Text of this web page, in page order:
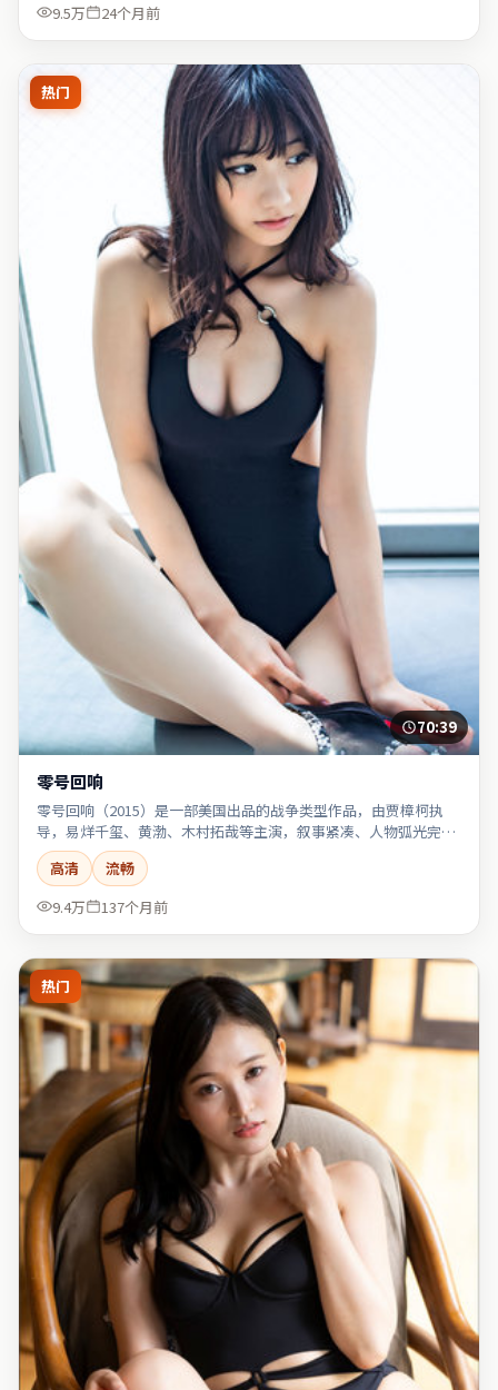
9.5万
24个月前
热门
70:39
零号回响
零号回响（2015）是一部美国出品的战争类型作品，由贾樟柯执
导，易烊千玺、黄渤、木村拓哉等主演，叙事紧凑、人物弧光完
整。
高清
流畅
9.4万
137个月前
热门